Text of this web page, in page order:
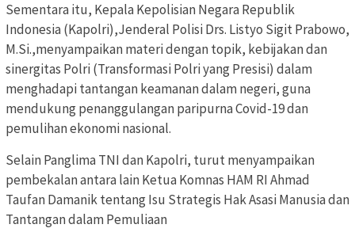
Sementara itu, Kepala Kepolisian Negara Republik
Indonesia (Kapolri),Jenderal Polisi Drs. Listyo Sigit Prabowo,
M.Si.,menyampaikan materi dengan topik, kebijakan dan
sinergitas Polri (Transformasi Polri yang Presisi) dalam
menghadapi tantangan keamanan dalam negeri, guna
mendukung penanggulangan paripurna Covid-19 dan
pemulihan ekonomi nasional.
Selain Panglima TNI dan Kapolri, turut menyampaikan
pembekalan antara lain Ketua Komnas HAM RI Ahmad
Taufan Damanik tentang Isu Strategis Hak Asasi Manusia dan
Tantangan dalam Pemuliaan